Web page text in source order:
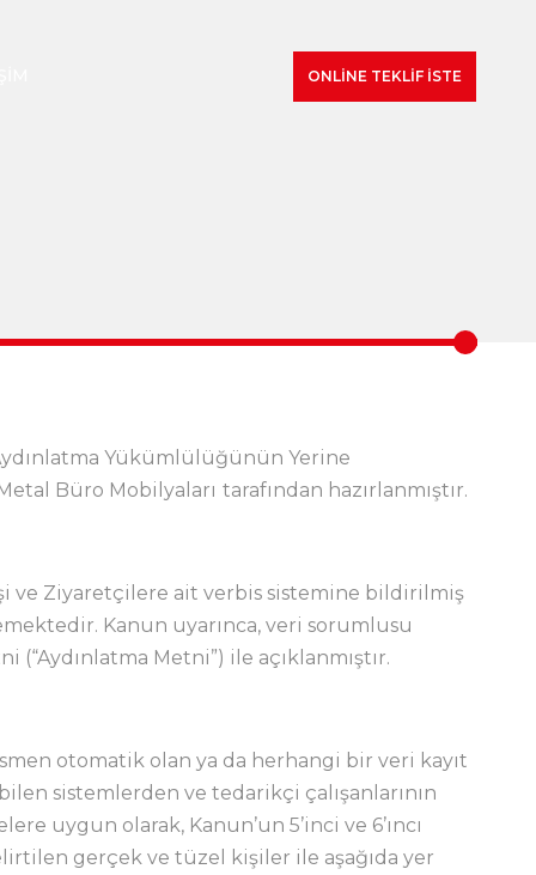
ONLINE TEKLIF İSTE
Yükümlülüğünün Yerine
Büro Mobilyaları tarafından hazırlanmıştır.
ve Ziyaretçilere ait verbis sistemine bildirilmiş
Kanun uyarınca, veri sorumlusu
Metni”) ile açıklanmıştır.
otomatik olan ya da herhangi bir veri kayıt
sistemlerden ve tedarikçi çalışanlarının
uygun olarak, Kanun’un 5’inci ve 6’ıncı
gerçek ve tüzel kişiler ile aşağıda yer